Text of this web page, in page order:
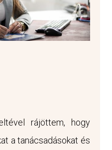
rájöttem, hogy
a tanácsadásokat és